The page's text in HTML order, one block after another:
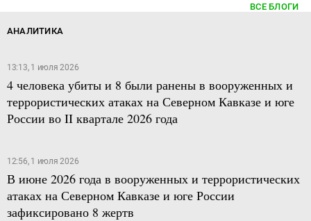
ВСЕ БЛОГИ
АНАЛИТИКА
13:13, 1 июля 2026
4 человека убиты и 8 были ранены в вооруженных и
террористических атаках на Северном Кавказе и юге
России во II квартале 2026 года
12:56, 1 июля 2026
В июне 2026 года в вооруженных и террористических
атаках на Северном Кавказе и юге России
зафиксировано 8 жертв